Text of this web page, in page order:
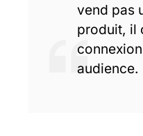
vend pas
produit, il
audience.